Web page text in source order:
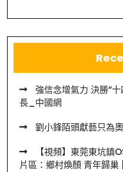
強信念增氣力 決勝“
長_中國網
劉小鋒陌頭獻藝只為
【視頻】東莞東坑鎮
片區：鄉村煥顏 青年歸巢